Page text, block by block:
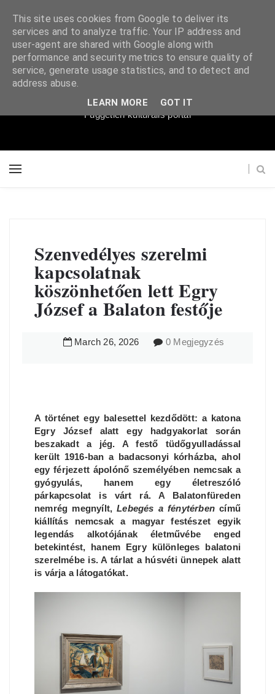
Súgópéldány
Független kulturális portál
Szenvedélyes szerelmi
kapcsolatnak
köszönhetően lett Egry
József a Balaton festője
March 26, 2026 0 Megjegyzés
A történet egy balesettel kezdődött: a katona
Egry József alatt egy hadgyakorlat során
beszakadt a jég. A festő tüdőgyulladással
került 1916-ban a badacsonyi kórházba, ahol
egy férjezett ápolónő személyében nemcsak a
gyógyulás, hanem egy életreszóló
párkapcsolat is várt rá. A Balatonfüreden
nemrég megnyílt,Lebegés a fénytérben című
kiállítás nemcsak a magyar festészet egyik
legendás alkotójának életművébe enged
betekintést, hanem Egry különleges balatoni
szerelmébe is. A tárlat a húsvéti ünnepek alatt
is várja a látogatókat.
This site uses cookies from Google to deliver its
services and to analyze traffic. Your IP address and
user-agent are shared with Google along with
performance and security metrics to ensure quality of
service, generate usage statistics, and to detect and
address abuse.
LEARN MORE GOT IT